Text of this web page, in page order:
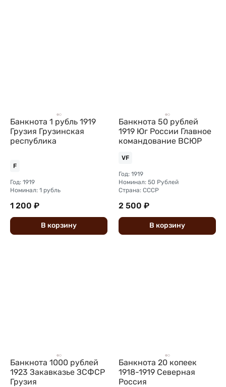
Банкнота 1 рубль 1919
Грузия Грузинская
республика
F
Год: 1919
Номинал: 1 рубль
1 200 ₽
В корзину
Банкнота 50 рублей
1919 Юг России Главное
командование ВСЮР
VF
Год: 1919
Номинал: 50 Рублей
Страна: СССР
2 500 ₽
В корзину
Банкнота 1000 рублей
1923 Закавказье ЗСФСР
Грузия
Банкнота 20 копеек
1918-1919 Северная
Россия